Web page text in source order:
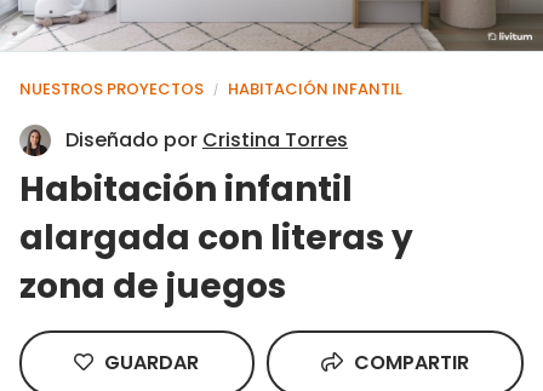
NUESTROS PROYECTOS / HABITACIÓN INFANTIL
Diseñado por Cristina Torres
Habitación infantil
alargada con literas y
zona de juegos
GUARDAR COMPARTIR